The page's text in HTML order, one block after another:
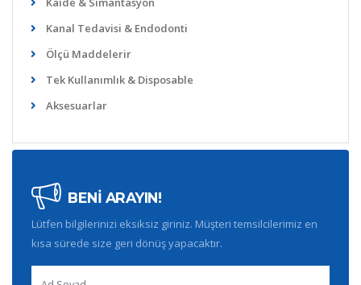
Kanal Tedavisi & Endodonti
Ölçü Maddelerir
Tek Kullanımlık & Disposable
Aksesuarlar
BENİ ARAYIN!
Lütfen bilgilerinizi eksiksiz giriniz. Müşteri temsilcilerimiz en
kısa sürede size geri dönüş yapacaktır.